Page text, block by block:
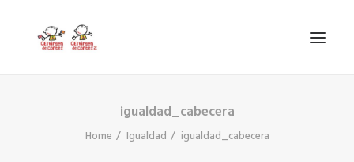
VIRGEN DE CORTES
igualdad_cabecera
Home Igualdad igualdad_cabecera